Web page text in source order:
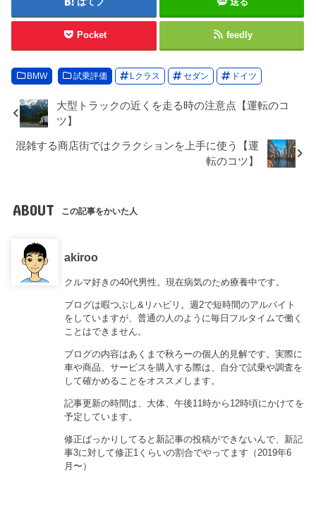
Pocket feedly
BMW 試乗評価 Lクラス セダン ドイツ
大型トラックの近くを走る時の注意点【運転のコ
ツ】
混雑する商店街ではクラクションを上手に使う【運
転のコツ】
ABOUT この記事をかいた人
akiroo
クルマ好きの40代男性。現在病気のため療養中です。
ブログは暇つぶし&リハビリ。週2で短時間のアルバイト
をしていますが、普通の人のように毎日フルタイムで働く
ことはできません。
ブログの内容はあくまで秋ろーの個人的見解です。実際に
車や商品、サービスを購入する際は、自分で試乗や調査を
して確かめることをオススメします。
記事更新の時間は、大体、午後11時から12時頃にかけてを
予定しています。
修正ばっかりしてると新記事の投稿ができないんで、新記
事3に対して修正1くらいの割合でやってます（2019年6
月〜）